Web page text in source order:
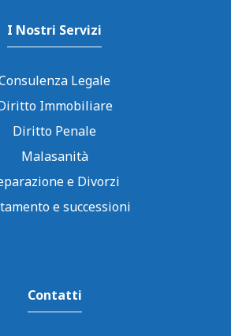
I Nostri Servizi
Legale
Immobiliare
Diritto Penale
Malasanità
e Divorzi
e successioni
Contatti